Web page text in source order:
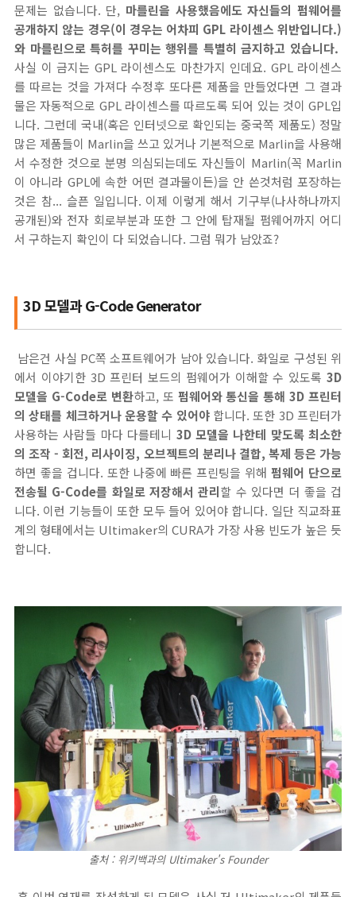
문제는 없습니다. 단, 마를린을 사용했음에도 자신들의 펌웨어를
공개하지 않는 경우(이 경우는 어차피 GPL 라이센스 위반입니다.)
와 마를린으로 특허를 꾸미는 행위를 특별히 금지하고 있습니다.
사실 이 금지는 GPL 라이센스도 마찬가지 인데요. GPL 라이센스
를 따르는 것을 가져다 수정후 또다른 제품을 만들었다면 그 결과
물은 자동적으로 GPL 라이센스를 따르도록 되어 있는 것이 GPL입
니다. 그런데 국내(혹은 인터넷으로 확인되는 중국쪽 제품도) 정말
많은 제품들이 Marlin을 쓰고 있거나 기본적으로 Marlin을 사용해
서 수정한 것으로 분명 의심되는데도 자신들이 Marlin(꼭 Marlin
이 아니라 GPL에 속한 어떤 결과물이든)을 안 쓴것처럼 포장하는
것은 참... 슬픈 일입니다. 이제 이렇게 해서 기구부(나사하나까지
공개된)와 전자 회로부분과 또한 그 안에 탑재될 펌웨어까지 어디
서 구하는지 확인이 다 되었습니다. 그럼 뭐가 남았죠?
3D 모델과 G-Code Generator
남은건 사실 PC쪽 소프트웨어가 남아 있습니다. 화일로 구성된 위
에서 이야기한 3D 프린터 보드의 펌웨어가 이해할 수 있도록 3D
모델을 G-Code로 변환하고, 또 펌웨어와 통신을 통해 3D 프린터
의 상태를 체크하거나 운용할 수 있어야합니다. 또한 3D 프린터가
사용하는 사람들 마다 다를테니 3D 모델을 나한테 맞도록 최소한
의 조작 - 회전, 리사이징, 오브젝트의 분리나 결합, 복제 등은 가능
하면 좋을 겁니다. 또한 나중에 빠른 프린팅을 위해펌웨어 단으로
전송될 G-Code를 화일로 저장해서 관리할 수 있다면 더 좋을 겁
니다. 이런 기능들이 또한 모두 들어 있어야 합니다. 일단 직교좌표
계의 형태에서는 Ultimaker의 CURA가 가장 사용 빈도가 높은 듯
합니다.
출처 : 위키백과의 Ultimaker's Founder